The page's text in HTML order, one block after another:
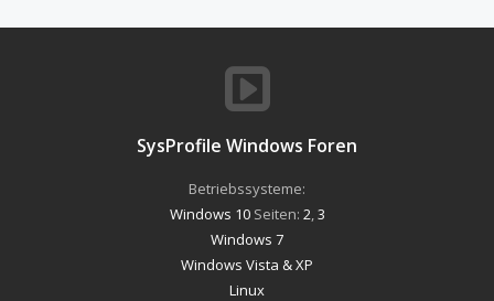
SysProfile Windows Foren
Betriebssysteme:
Windows 10Seiten: 2 3
Windows 7
Windows Vista & XP
Linux